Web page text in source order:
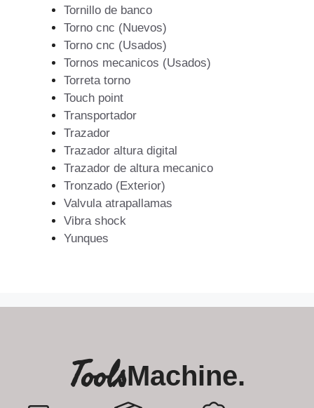
Tornillo de banco
Torno cnc (Nuevos)
Torno cnc (Usados)
Tornos mecanicos (Usados)
Torreta torno
Touch point
Transportador
Trazador
Trazador altura digital
Trazador de altura mecanico
Tronzado (Exterior)
Valvula atrapallamas
Vibra shock
Yunques
ToolsMachine.